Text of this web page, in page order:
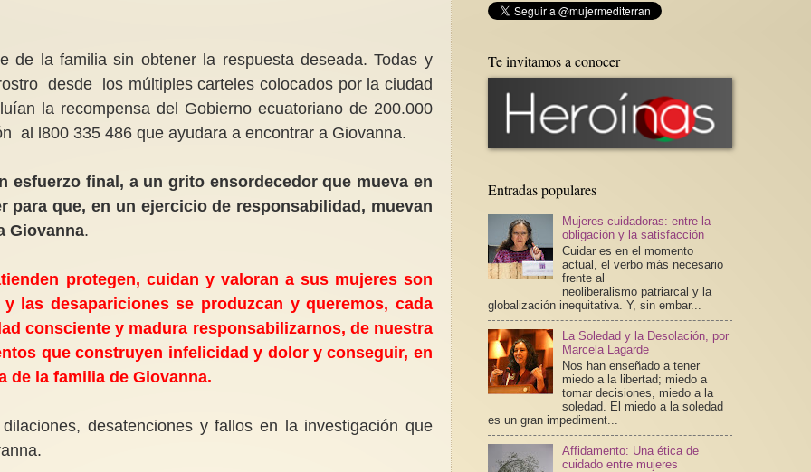
de la familia sin obtener la respuesta deseada. Todas y
desde los múltiples carteles colocados por la ciudad
la recompensa del Gobierno ecuatoriano de 200.000
al l800 335 486 que ayudara a encontrar a Giovanna.
esfuerzo final, a un grito ensordecedor que mueva en
para que, en un ejercicio de responsabilidad, muevan
Giovanna.
protegen, cuidan y valoran a sus mujeres son
las desapariciones se produzcan y queremos, cada
consciente y madura responsabilizarnos, de nuestra
que construyen infelicidad y dolor y conseguir, en
de la familia de Giovanna.
desatenciones y fallos en la investigación que
Te invitamos a conocer
Entradas populares
Mujeres cuidadoras: entre la
obligación y la satisfacción
Cuidar es en el momento
actual, el verbo más necesario
frente al
neoliberalismo patriarcal y la
globalización inequitativa. Y, sin embar...
La Soledad y la Desolación, por
Marcela Lagarde
Nos han enseñado a tener
miedo a la libertad; miedo a
tomar decisiones, miedo a la
soledad. El miedo a la soledad
es un gran impediment...
Affidamento: Una ética de
cuidado entre mujeres